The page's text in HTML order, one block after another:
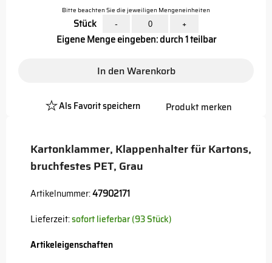
Kartonklammer, Klappenhalter für Kartons,
bruchfestes PET, Grau
Artikelnummer:47902171
Lieferzeit:sofort lieferbar (93 Stück)
Artikeleigenschaften
Bitte beachten Sie die jeweiligen Mengeneinheiten
Stück - +
Eigene Menge eingeben: durch 1 teilbar
In den Warenkorb
Als Favorit speichern
Platzhalter
Produkt merken